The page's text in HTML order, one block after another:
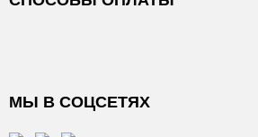
МЫ В СОЦСЕТЯХ